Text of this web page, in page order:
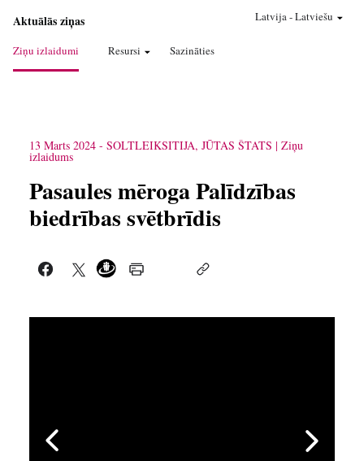
Aktuālās ziņas
Ziņu izlaidumi Resursi Sazināties
Latvija-Latviešu
13 Marts 2024 - SOLTLEIKSITIJA, JŪTAS ŠTATS Ziņu
izlaidums
Pasaules mēroga Palīdzības
biedrības svētbrīdis